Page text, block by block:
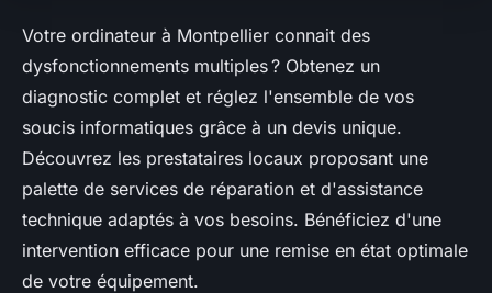
Votre ordinateur à Montpellier connait des
dysfonctionnements multiples ? Obtenez un
diagnostic complet et réglez l'ensemble de vos
soucis informatiques grâce à un devis unique.
Découvrez les prestataires locaux proposant une
palette de services de réparation et d'assistance
technique adaptés à vos besoins. Bénéficiez d'une
intervention efficace pour une remise en état optimale
de votre équipement.